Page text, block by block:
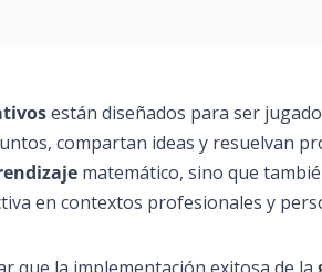
están diseñados para ser
compartan ideas y resuelvan
matemático, sino que
en contextos profesionales y